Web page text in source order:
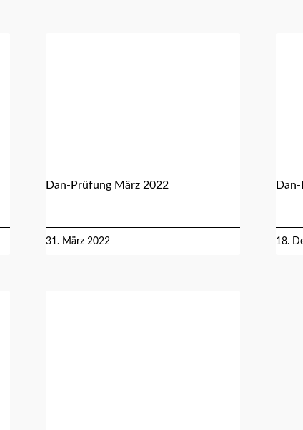
Dan-Prüfung März 2022
31. März 2022 18.